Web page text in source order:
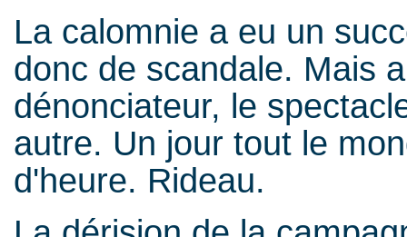
La calomnie a eu un
donc de scandale. Mais
dénonciateur, le
autre. Un jour tout le
d'heure. Rideau.